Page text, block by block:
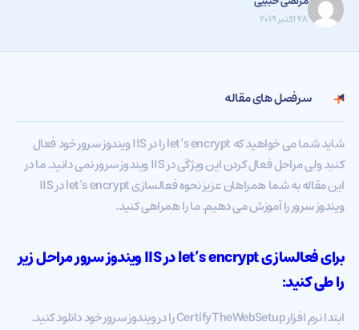
۲۸ اکتبر ۲۰۱۹
سرفصل های مقاله
شاید شما می خواهید که let’s encrypt را در IIS ویندوز سرور خود فعال
کنید ولی مراحل فعال کردن این ویژگی در IIS ویندوز سرور نمی دانید. ما در
این مقاله به شما همراهان عزیز نحوه فعالسازی let’s encrypt در IIS
ویندوز سرور را آموزش می دهیم. ما را همراهی کنید.
برایفعالسازی let’s encrypt
در IIS ویندوز سرور مراحل زیر
را طی کنید:
ابتدا نرم افزار CertifyTheWebSetup را در ویندوز سرور خود دانلود کنید.